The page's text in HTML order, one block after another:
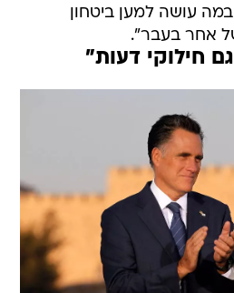
עושה למען ביטחון
אחר בעבר".
חילוקי דעות"